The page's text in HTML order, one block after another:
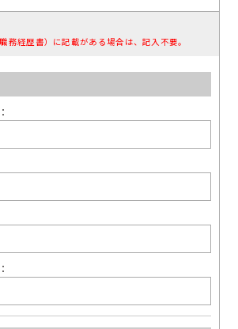
務経歴書）に記載がある場合は、記⼊不要。